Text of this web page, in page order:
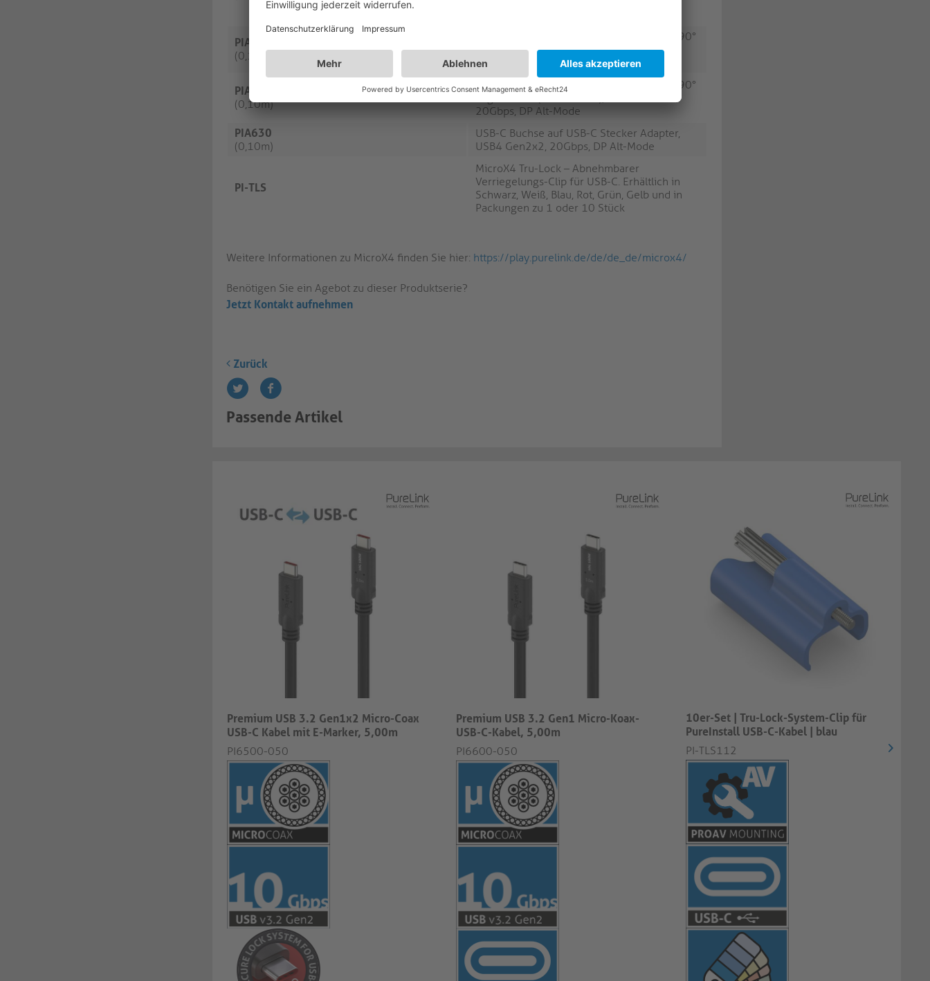
PIA610
(0,10m)
USB-C Buchse zu USB-C Stecker Adapter, 90°
abgewinkelt (oben/unten), USB4 Gen2x2,
20Gbps, DP Alt-Mode
PIA620
(0,10m)
USB-C Buchse zu USB-C Stecker Adapter, 90°
abgewinkelt (links/rechts), USB4 Gen2x2,
20Gbps, DP Alt-Mode
PIA630
(0,10m)
USB-C Buchse auf USB-C Stecker Adapter,
USB4 Gen2x2, 20Gbps, DP Alt-Mode
PI-TLS
MicroX4 Tru-Lock – Abnehmbarer
Verriegelungs-Clip für USB-C. Erhältlich in
Schwarz, Weiß, Blau, Rot, Grün, Gelb und in
Packungen zu 1 oder 10 Stück
Weitere Informationen zu MicroX4 finden Sie hier: https://play.purelink.de/de/de_de/microx4/
Benötigen Sie ein Agebot zu dieser Produktserie?
Jetzt Kontakt aufnehmen
Zurück
Passende Artikel
Premium USB 3.2 Gen1x2 Micro-Coax
USB-C Kabel mit E-Marker, 5,00m
PI6500-050
Premium USB 3.2 Gen1 Micro-Koax-
USB-C-Kabel, 5,00m
PI6600-050
10er-Set | Tru-Lock-System-Clip für
PureInstall USB-C-Kabel | blau​​​​​​​
PI-TLS112